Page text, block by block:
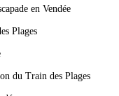
en Vendée
Plages
du Train des Plages